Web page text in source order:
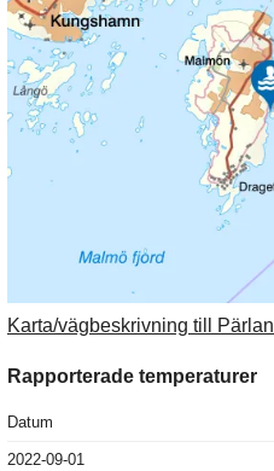
Karta/vägbeskrivning till Pärlan
Rapporterade temperaturer
Datum
2022-09-01